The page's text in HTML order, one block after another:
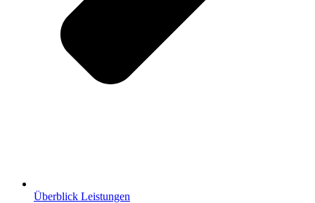
Überblick Leistungen